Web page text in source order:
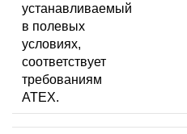
устанавливаемый
в полевых
условиях,
соответствует
требованиям
ATEX.